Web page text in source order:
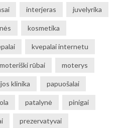
interjeras juvelyrika
kosmetika
kvepalai internetu
moteriški rūbai moterys
klinika papuošalai
patalynė pinigai
prezervatyvai